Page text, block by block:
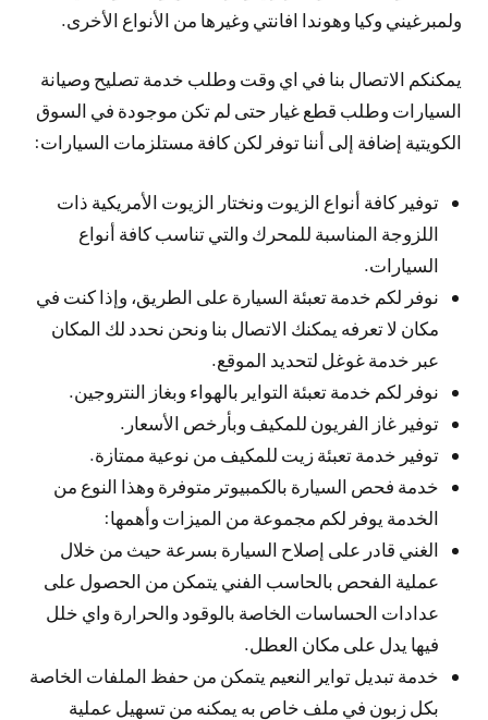
ولمبرغيني وكيا وهوندا افانتي وغيرها من الأنواع الأخرى.
يمكنكم الاتصال بنا في اي وقت وطلب خدمة تصليح وصيانة
السيارات وطلب قطع غيار حتى لم تكن موجودة في السوق
الكويتية إضافة إلى أننا توفر لكن كافة مستلزمات السيارات:
توفير كافة أنواع الزيوت ونختار الزيوت الأمريكية ذات
اللزوجة المناسبة للمحرك والتي تناسب كافة أنواع
السيارات.
نوفر لكم خدمة تعبئة السيارة على الطريق، وإذا كنت في
مكان لا تعرفه يمكنك الاتصال بنا ونحن نحدد لك المكان
عبر خدمة غوغل لتحديد الموقع.
نوفر لكم خدمة تعبئة التواير بالهواء وبغاز النتروجين.
توفير غاز الفريون للمكيف وبأرخص الأسعار.
توفير خدمة تعبئة زيت للمكيف من نوعية ممتازة.
خدمة فحص السيارة بالكمبيوتر متوفرة وهذا النوع من
الخدمة يوفر لكم مجموعة من الميزات وأهمها:
الغني قادر على إصلاح السيارة بسرعة حيث من خلال
عملية الفحص بالحاسب الفني يتمكن من الحصول على
عدادات الحساسات الخاصة بالوقود والحرارة واي خلل
فيها يدل على مكان العطل.
خدمة تبديل تواير النعيم يتمكن من حفظ الملفات الخاصة
بكل زبون في ملف خاص به يمكنه من تسهيل عملية